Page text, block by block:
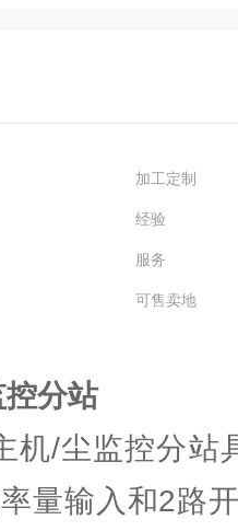
加工定制
经验
服务
可售卖地
分站
机/尘监控分站
量输入和2路